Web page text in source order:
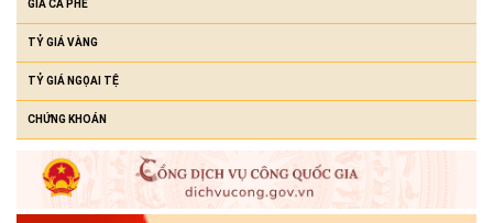
GIÁ CÀ PHÊ
TỶ GIÁ VÀNG
TỶ GIÁ NGỌAI TỆ
CHỨNG KHOÁN